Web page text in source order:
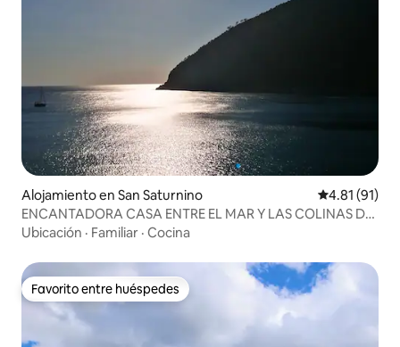
Alojamiento en San Saturnino Calificación
4.81 (91)
ENCANTADORA CASA ENTRE EL MAR Y LAS COLINAS DE
LIGURIA
Ubicación · Familiar · Cocina
Favorito entre huéspedes
Favorito entre huéspedes